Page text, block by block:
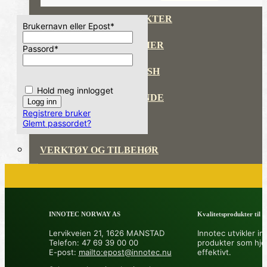
REPARASJONSPRODUKTER
REPARASJONSSYSTEMER
RENGJØRING OG POLISH
TAPE OG SELVKLEBENDE
ADDITIVER
VERKTØY OG TILBEHØR
DIVERSE PRODUKTER
Brukernavn eller Epost*
Passord*
Hold meg innlogget
Registrere bruker
Glemt passordet?
INNOTEC NORWAY AS
Lervikveien 21, 1626 MANSTAD
Telefon: 47 69 39 00 00
E-post: mailto:epost@innotec.nu
Kvalitetsprodukter til å
Innotec utvikler
produkter som
effektivt.